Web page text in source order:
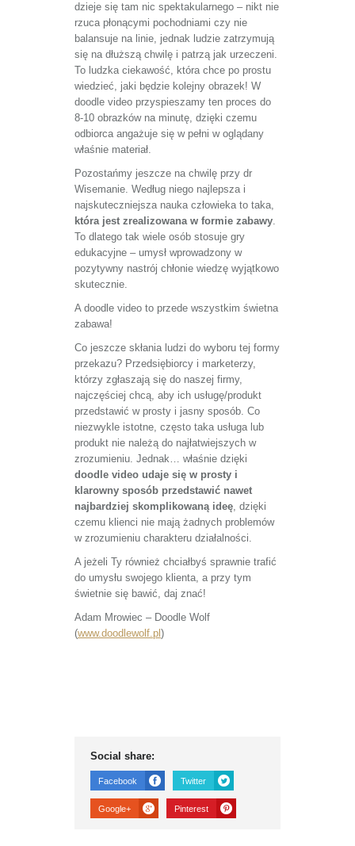
dzieje się tam nic spektakularnego – nikt nie
rzuca płonącymi pochodniami czy nie
balansuje na linie, jednak ludzie zatrzymują
się na dłuższą chwilę i patrzą jak urzeczeni.
To ludzka ciekawość, która chce po prostu
wiedzieć, jaki będzie kolejny obrazek! W
doodle video przyspieszamy ten proces do
8-10 obrazków na minutę, dzięki czemu
odbiorca angażuje się w pełni w oglądany
właśnie materiał.
Pozostańmy jeszcze na chwilę przy dr
Wisemanie. Według niego najlepsza i
najskuteczniejsza nauka człowieka to taka,
która jest zrealizowana w formie zabawy.
To dlatego tak wiele osób stosuje gry
edukacyjne – umysł wprowadzony w
pozytywny nastrój chłonie wiedzę wyjątkowo
skutecznie.
A doodle video to przede wszystkim świetna
zabawa!
Co jeszcze skłania ludzi do wyboru tej formy
przekazu? Przedsiębiorcy i marketerzy,
którzy zgłaszają się do naszej firmy,
najczęściej chcą, aby ich usługę/produkt
przedstawić w prosty i jasny sposób. Co
niezwykle istotne, często taka usługa lub
produkt nie należą do najłatwiejszych w
zrozumieniu. Jednak… właśnie dzięki
doodle video udaje się w prosty i
klarowny sposób przedstawić nawet
najbardziej skomplikowaną ideę, dzięki
czemu klienci nie mają żadnych problemów
w zrozumieniu charakteru działalności.
A jeżeli Ty również chciałbyś sprawnie trafić
do umysłu swojego klienta, a przy tym
świetnie się bawić, daj znać!
Adam Mrowiec – Doodle Wolf
(www.doodlewolf.pl )
Social share:
Facebook Twitter
Google+ Pinterest